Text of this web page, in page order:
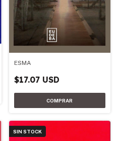
ESMA
$17.07 USD
SIN STOCK